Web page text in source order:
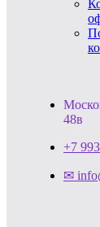
48в
+7
✉